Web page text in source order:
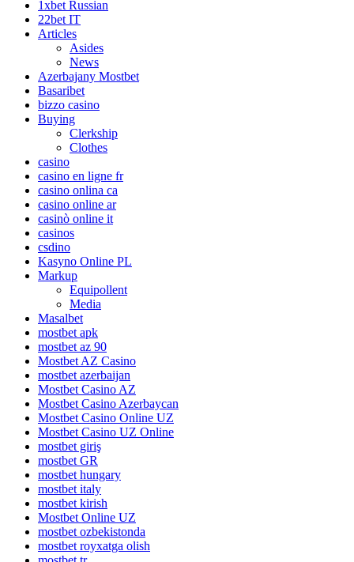
1xbet Russian
22bet IT
Articles
Asides
News
Azerbajany Mostbet
Basaribet
bizzo casino
Buying
Clerkship
Clothes
casino
casino en ligne fr
casino onlina ca
casino online ar
casinò online it
casinos
csdino
Kasyno Online PL
Markup
Equipollent
Media
Masalbet
mostbet apk
mostbet az 90
Mostbet AZ Casino
mostbet azerbaijan
Mostbet Casino AZ
Mostbet Casino Azerbaycan
Mostbet Casino Online UZ
Mostbet Casino UZ Online
mostbet giriş
mostbet GR
mostbet hungary
mostbet italy
mostbet kirish
Mostbet Online UZ
mostbet ozbekistonda
mostbet royxatga olish